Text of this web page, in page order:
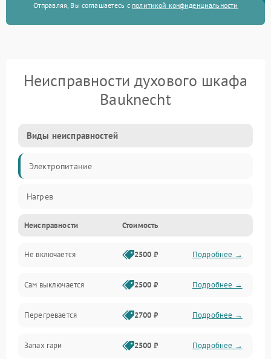
Отправляя, Вы соглашаетесь с политикой конфиденциальности
Неисправности духового шкафа
Bauknecht
Виды неисправностей
Электропитание
Нагрев
Неисправности Стоимость
Не включается 2500 ₽ Подробнее →
Сам выключается 2500 ₽ Подробнее →
Перегревается 2700 ₽ Подробнее →
Запах гари 2500 ₽ Подробнее →